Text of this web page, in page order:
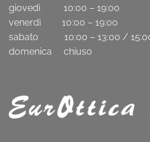
giovedì 10:00 – 19:00
venerdì 10:00 – 19:00
sabato 10:00 – 13:00 / 15:00
domenica chiuso